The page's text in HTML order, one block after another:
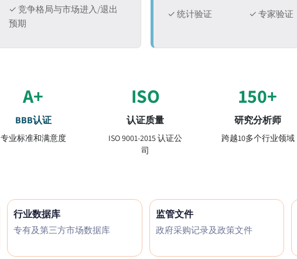
✓ 竞争格局与市场进入/退出
预期
✓ 统计验证
✓ 专家验证
A+
BBB认证
专业标准和满意度
ISO
认证质量
ISO 9001-2015 认证公
司
150+
研究分析师
跨越10多个行业领域
行业数据库
专有及第三方市场数据库
监管文件
政府采购记录及政策文件